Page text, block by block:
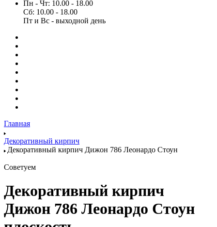
Пн - Чт: 10.00 - 18.00
Сб: 10.00 - 18.00
Пт и Вс - выходной день
Главная
Декоративный кирпич
Декоративный кирпич Дижон 786 Леонардо Стоун
Советуем
Декоративный кирпич
Дижон 786 Леонардо Стоун